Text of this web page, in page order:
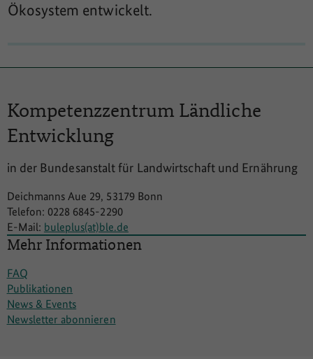
Ökosystem entwickelt.
Kompetenzzentrum Ländliche
Entwicklung
in der Bundesanstalt für Landwirtschaft und Ernährung
Deichmanns Aue 29, 53179 Bonn
Telefon: 0228 6845-2290
E-Mail: buleplus(at)ble.de
Mehr Informationen
FAQ
Publikationen
News & Events
Newsletter abonnieren